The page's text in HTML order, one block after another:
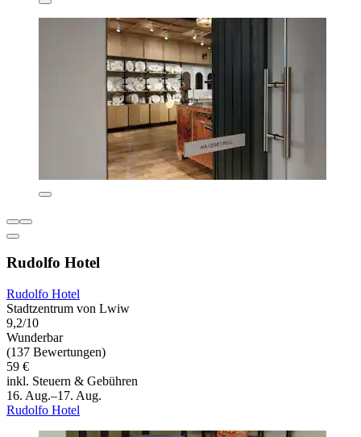
Rudolfo Hotel
Rudolfo Hotel
Stadtzentrum von Lwiw
9,2/10
Wunderbar
(137 Bewertungen)
59 €
inkl. Steuern & Gebühren
16. Aug.–17. Aug.
Rudolfo Hotel